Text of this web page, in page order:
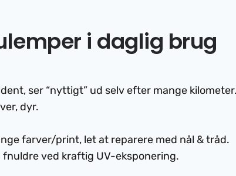
i daglig brug
ser “nyttigt” ud selv efter mange
dyr.
farver/print, let at reparere med nål & tråd.
ved kraftig UV-eksponering.